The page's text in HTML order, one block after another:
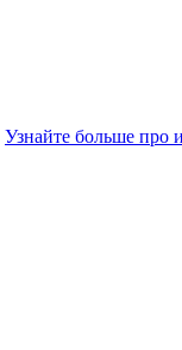
Узнайте больше про